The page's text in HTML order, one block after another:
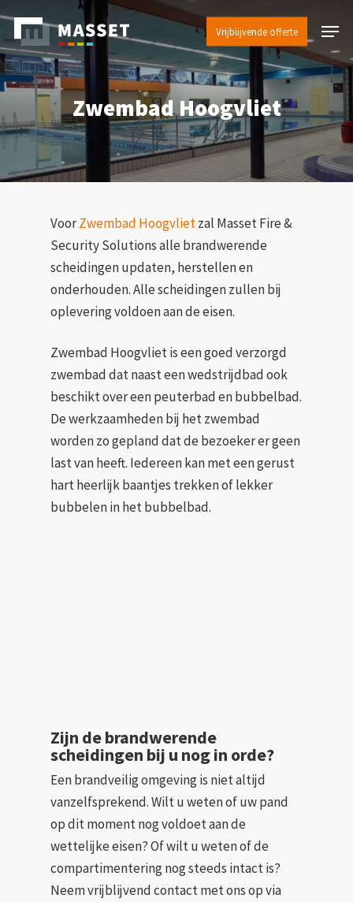
Skip
main
content
Vrijblijvende offerte Menu
Zwembad Hoogvliet
VoorZwembad Hoogvlietzal Masset Fire &
Security Solutions alle brandwerende
scheidingen updaten, herstellen en
onderhouden. Alle scheidingen zullen bij
oplevering voldoen aan de eisen.
Zwembad Hoogvliet is een goed verzorgd
zwembad dat naast een wedstrijdbad ook
beschikt over een peuterbad en bubbelbad.
De werkzaamheden bij het zwembad
worden zo gepland dat de bezoeker er geen
last van heeft. Iedereen kan met een gerust
hart heerlijk baantjes trekken of lekker
bubbelen in het bubbelbad.
Zijn de brandwerende
scheidingen bij u nog in orde?
Een brandveilig omgeving is niet altijd
vanzelfsprekend. Wilt u weten of uw pand
op dit moment nog voldoet aan de
wettelijke eisen? Of wilt u weten of de
compartimentering nog steeds intact is?
Neem vrijblijvend contact met ons op via